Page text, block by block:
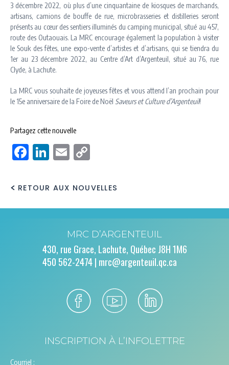
3 décembre 2022, où plus d’une cinquantaine de kiosques de marchands,
artisans, camions de bouffe de rue, microbrasseries et distilleries seront
présents au cœur des sentiers illuminés du camping municipal, situé au 457,
route des Outaouais. La MRC encourage également la population à visiter
le Souk des fêtes, une expo-vente d’artistes et d’artisans, qui se tiendra du
1er au 23 décembre 2022, au Centre d’Art d’Argenteuil, situé au 76, rue
Clyde, à Lachute.
La MRC vous souhaite de joyeuses fêtes et vous attend l’an prochain pour
le 15e anniversaire de la Foire de Noël Saveurs et Culture d’Argenteuil!
Partagez cette nouvelle
Facebook
LinkedIn
Email
RETOUR AUX NOUVELLES
MRC D’ARGENTEUIL
430, rue Grace, Lachute, Québec J8H 1M6
450 562-2474 | mrc@argenteuil.qc.ca
INSCRIPTION À L’INFOLETTRE
Courriel :